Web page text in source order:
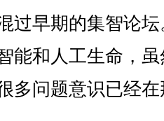
过早期的集智论
能和人工生命，
多问题意识已经